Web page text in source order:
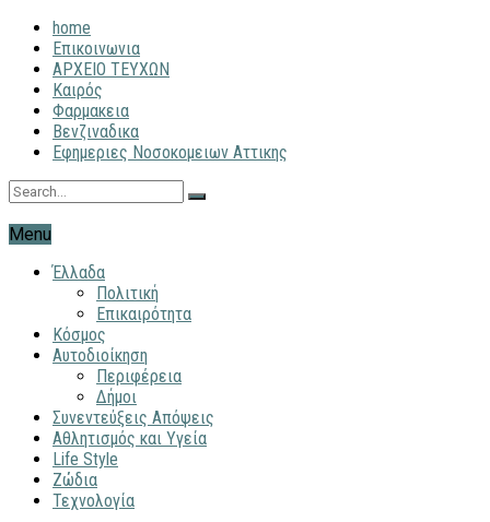
home
Επικοινωνια
ΑΡΧΕΙΟ ΤΕΥΧΩΝ
Καιρός
Φαρμακεια
Βενζιναδικα
Εφημεριες Νοσοκομειων Αττικης
Menu
Έλλαδα
Πολιτική
Επικαιρότητα
Κόσμος
Αυτοδιοίκηση
Περιφέρεια
Δήμοι
Συνεντεύξεις Απόψεις
Αθλητισμός και Υγεία
Life Style
Ζώδια
Τεχνολογία